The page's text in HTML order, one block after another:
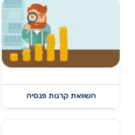
השוואת קרנות פנסיה